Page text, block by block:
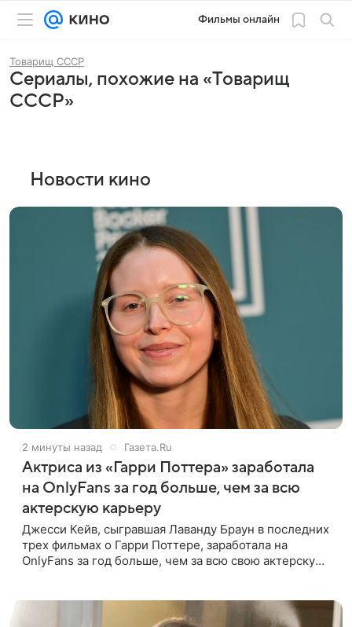
Фильмы онлайн
Товарищ СССР
Сериалы, похожие на «Товарищ
СССР»
Новости кино
2 минуты назад Газета.Ru
Актриса из «Гарри Поттера» заработала
на OnlyFans за год больше, чем за всю
актерскую карьеру
Джесси Кейв, сыгравшая Лаванду Браун в последних
трех фильмах о Гарри Поттере, заработала на
OnlyFans за год больше, чем за всю свою актерскую